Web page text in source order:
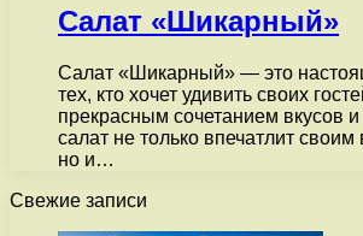
Салат «Шикарный»
Салат «Шикарный» — это
тех, кто хочет удивить своих
прекрасным сочетанием вкусов и
салат не только впечатлит
но и…
Свежие записи